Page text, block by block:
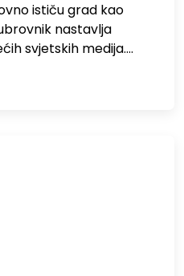
ističu grad kao
nastavlja
svjetskih medija.…